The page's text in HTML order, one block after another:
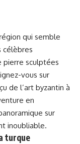
qui semble
célèbres
pierre sculptées
vous sur
de l’art byzantin à
en
sur
inoubliable.
turque